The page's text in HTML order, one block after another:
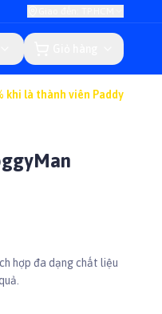
khi là thành viên Paddy
hợp đa dạng chất liệu